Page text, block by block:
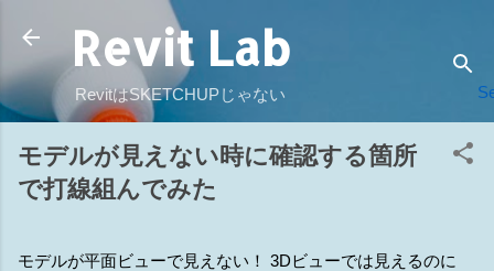
スキップしてメイン コンテンツに移動
Revit Lab
RevitはSKETCHUPじゃない
モデルが見えない時に確認する箇所
で打線組んでみた
モデルが平面ビューで見えない！ 3Dビューでは見えるのに